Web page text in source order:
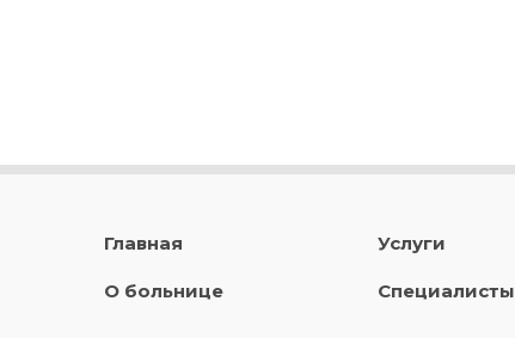
Главная
О больнице
Услуги
Специалисты